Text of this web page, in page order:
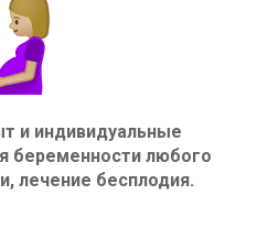
и индивидуальные
беременности любого
лечение бесплодия.